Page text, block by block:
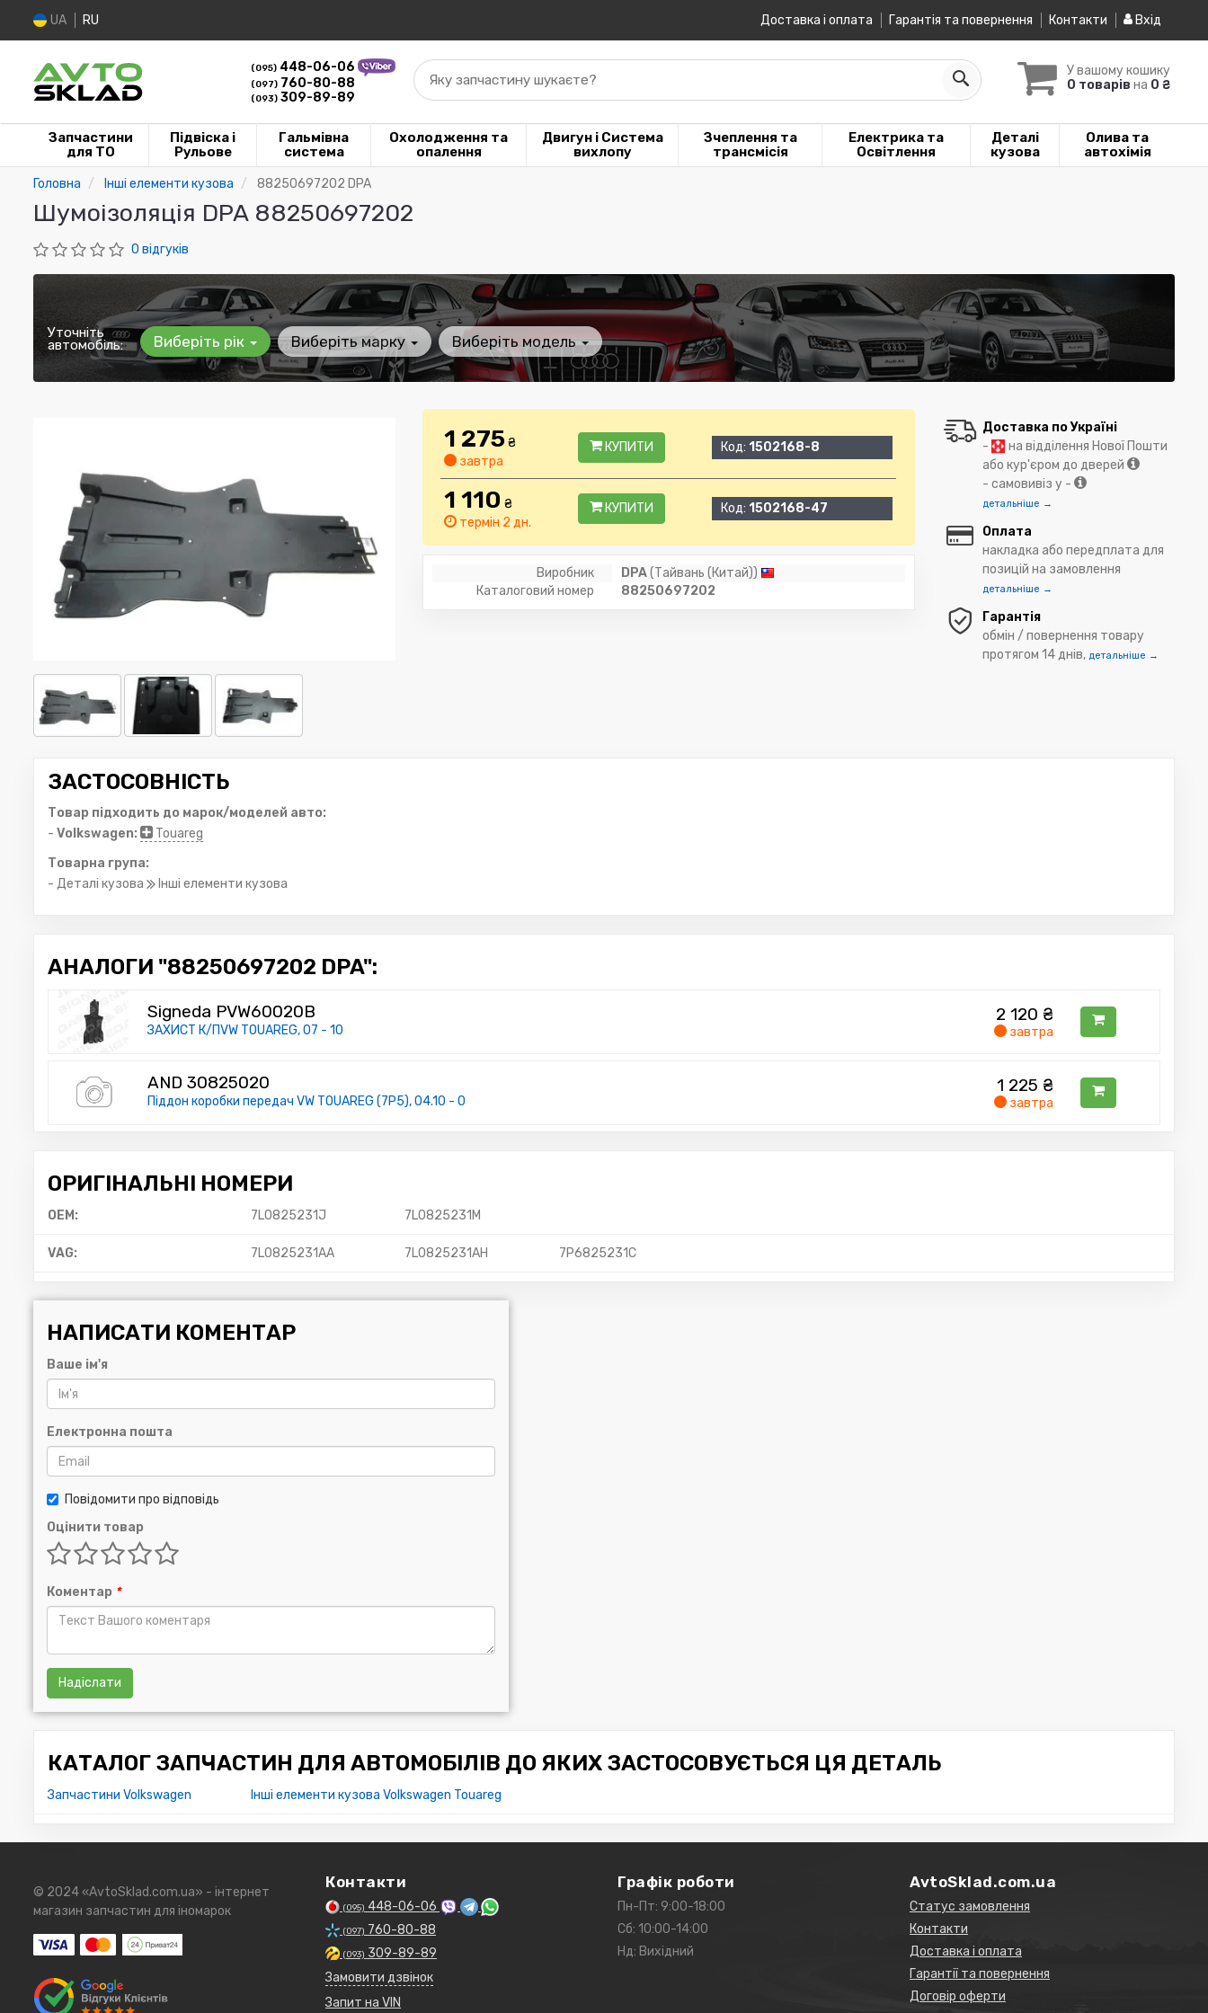
UA RU Доставка і оплата Гарантія та повернення Контакти Вхід
(095) 448-06-06
(097) 760-80-88
(093) 309-89-89
У вашому кошику
0 товарів на 0 ₴
Яку запчастину шукаєте?
Запчастини
для ТО
Підвіска і
Рульове
Гальмівна
система
Охолодження та
опалення
Двигун і Система
вихлопу
Зчеплення та
трансмісія
Електрика та
Освітлення
Деталі
кузова
Олива та
автохімія
Головна Інші елементи кузова 88250697202 DPA
Шумоізоляція DPA 88250697202
0 відгуків
Уточніть
автомобіль: Виберіть рік Виберіть марку Виберіть модель
1 275₴
завтра
КУПИТИ Код: 1502168-8
1 110 ₴
термін 2 дн.
КУПИТИ Код: 1502168-47
Виробник DPA(Тайвань (Китай))
Каталоговий номер
88250697202
Доставка по Україні
-
на відділення Нової Пошти
або кур'єром до дверей
- самовивіз у -
детальніше →
Оплата
накладка або передплата для
позицій на замовлення
детальніше →
Гарантія
обмін / повернення товару
протягом 14 днів, детальніше →
ЗАСТОСОВНІСТЬ
Товар підходить до марок/моделей авто:
- Volkswagen:
Touareg
Товарна група:
- Деталі кузова
Інші елементи кузова
АНАЛОГИ "88250697202 DPA":
Signeda PVW60020B
ЗАХИСТ К/ПVW TOUAREG, 07 - 10
2 120 ₴
завтра
AND 30825020
Піддон коробки передач VW TOUAREG (7P5), 04.10 - 0
1 225 ₴
завтра
ОРИГІНАЛЬНІ НОМЕРИ
OEM: 7L0825231J 7L0825231M
VAG: 7L0825231AA 7L0825231AH 7P6825231C
НАПИСАТИ КОМЕНТАР
Ваше ім'я
Електронна пошта
Повідомити про відповідь
Оцінити товар
Коментар *
Надіслати
КАТАЛОГ ЗАПЧАСТИН ДЛЯ АВТОМОБІЛІВ ДО ЯКИХ ЗАСТОСОВУЄТЬСЯ ЦЯ ДЕТАЛЬ
Запчастини Volkswagen Інші елементи кузова Volkswagen Touareg
© 2024 «AvtoSklad.com.ua» - інтернет
магазин запчастин для іномарок
Контакти
(095) 448-06-06
(097) 760-80-88
(093) 309-89-89
Замовити дзвінок
Запит на VIN
Графік роботи
Пн-Пт: 9:00-18:00
Сб: 10:00-14:00
Нд: Вихідний
AvtoSklad.com.ua
Статус замовлення
Контакти
Доставка і оплата
Гарантії та повернення
Договір оферти